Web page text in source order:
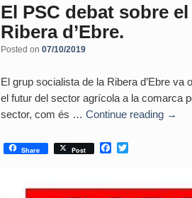
El PSC debat sobre
Ribera d’Ebre.
Posted on 07/10/2019
El grup socialista de la Ribera d’Ebre va
el futur del sector agrícola a la comarca
sector, com és … Continue reading →
Share Post
F
b
t